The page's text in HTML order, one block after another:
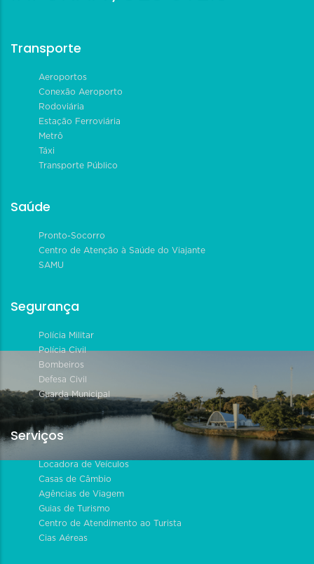
Transporte
Aeroportos
Conexão Aeroporto
Rodoviária
Estação Ferroviária
Metrô
Táxi
Transporte Público
Saúde
Pronto-Socorro
Centro de Atenção à Saúde do Viajante
SAMU
Segurança
Polícia Militar
Polícia Civil
Bombeiros
Defesa Civil
Guarda Municipal
Serviços
Locadora de Veículos
Casas de Câmbio
Agências de Viagem
Guias de Turismo
Centro de Atendimento ao Turista
Cias Aéreas